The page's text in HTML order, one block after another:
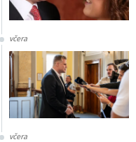
včera
včera